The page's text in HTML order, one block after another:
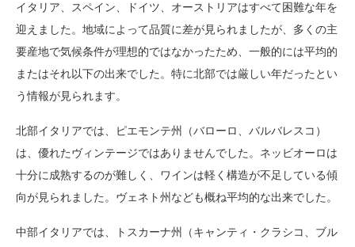
イタリア、スペイン、ドイツ、オーストリアはすべて困難な年を
迎えました。地域によって品質に差が見られましたが、多くの主
要産地で気候条件が理想的ではなかったため、一般的には平均的
またはそれ以下の出来でした。特に北部では厳しい年だったとい
う情報が見られます。
北部イタリアでは、ピエモンテ州（バローロ、バルバレスコ）
は、優れたヴィンテージではありませんでした。ネッビオーロは
十分に成熟するのが難しく、ワインは軽く構造が不足している傾
向が見られました。ヴェネト州なども概ね平均的な出来でした。
中部イタリアでは、トスカーナ州（キャンティ・クラシコ、ブル